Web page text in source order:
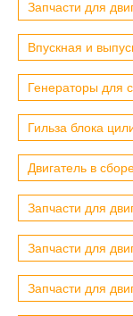
Запчасти для
Впускная и
Генераторы для
Гильза блока
Двигатель в
Запчасти для
Запчасти для
Запчасти для